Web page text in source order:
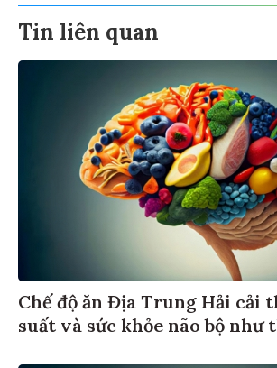
Tin liên quan
Chế độ ăn Địa Trung Hải cải
suất và sức khỏe não bộ như